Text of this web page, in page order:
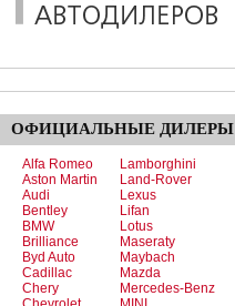
ОФИЦИАЛЬНЫЕ ДИЛЕРЫ
Alfa Romeo
Aston Martin
Audi
Bentley
BMW
Brilliance
Byd Auto
Cadillac
Chery
Lamborghini
Land-Rover
Lexus
Lifan
Lotus
Maseraty
Maybach
Mazda
Mercedes-Benz